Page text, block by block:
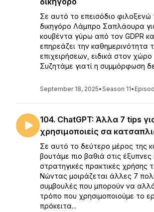
Σε αυτό το επεισόδιο φιλοξενώ
δικηγόρο Λάμπρο Σαπλάουρα
κουβέντα γύρω από τον GDPR
επηρεάζει την καθημερινότητα
επιχειρήσεων, ειδικά στον
Συζητάμε γιατί η συμμόρφωση
September 18, 2025•Season 11•
104. ChatGPT: Άλλα 7 tips
χρησιμοποιείς σα
Σε αυτό το δεύτερο μέρος της
βουτάμε πιο βαθιά στις έξυπνες
στρατηγικές πρακτικές χρήσης
Νώντας μοιράζεται άλλες 7
συμβουλές που μπορούν να
τρόπο που χρησιμοποιούμε το
πρόκειτα...